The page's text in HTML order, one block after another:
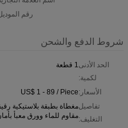
رقم
شروط الدفع والشحن
الحد الأدنى
لكمية:
1 قطعة
الأسعار:US$ 1 - 89 / Piece
تفاصيل
التغليف:
مغطاة بطبقة بلاستيكية
مقاوم للماء وورق معبأ